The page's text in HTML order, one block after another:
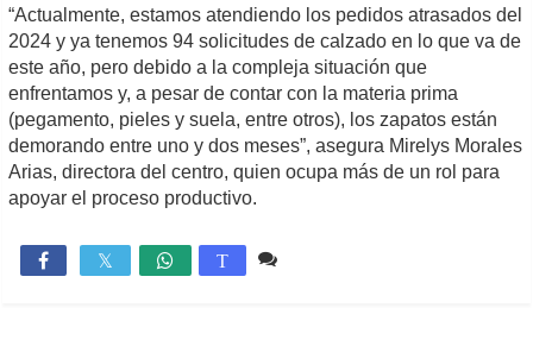
“Actualmente, estamos atendiendo los pedidos atrasados del
2024 y ya tenemos 94 solicitudes de calzado en lo que va de
este año, pero debido a la compleja situación que
enfrentamos y, a pesar de contar con la materia prima
(pegamento, pieles y suela, entre otros), los zapatos están
demorando entre uno y dos meses”, asegura Mirelys Morales
Arias, directora del centro, quien ocupa más de un rol para
apoyar el proceso productivo.
 T